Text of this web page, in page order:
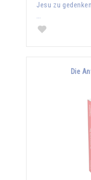
Jesu zu
…
Die